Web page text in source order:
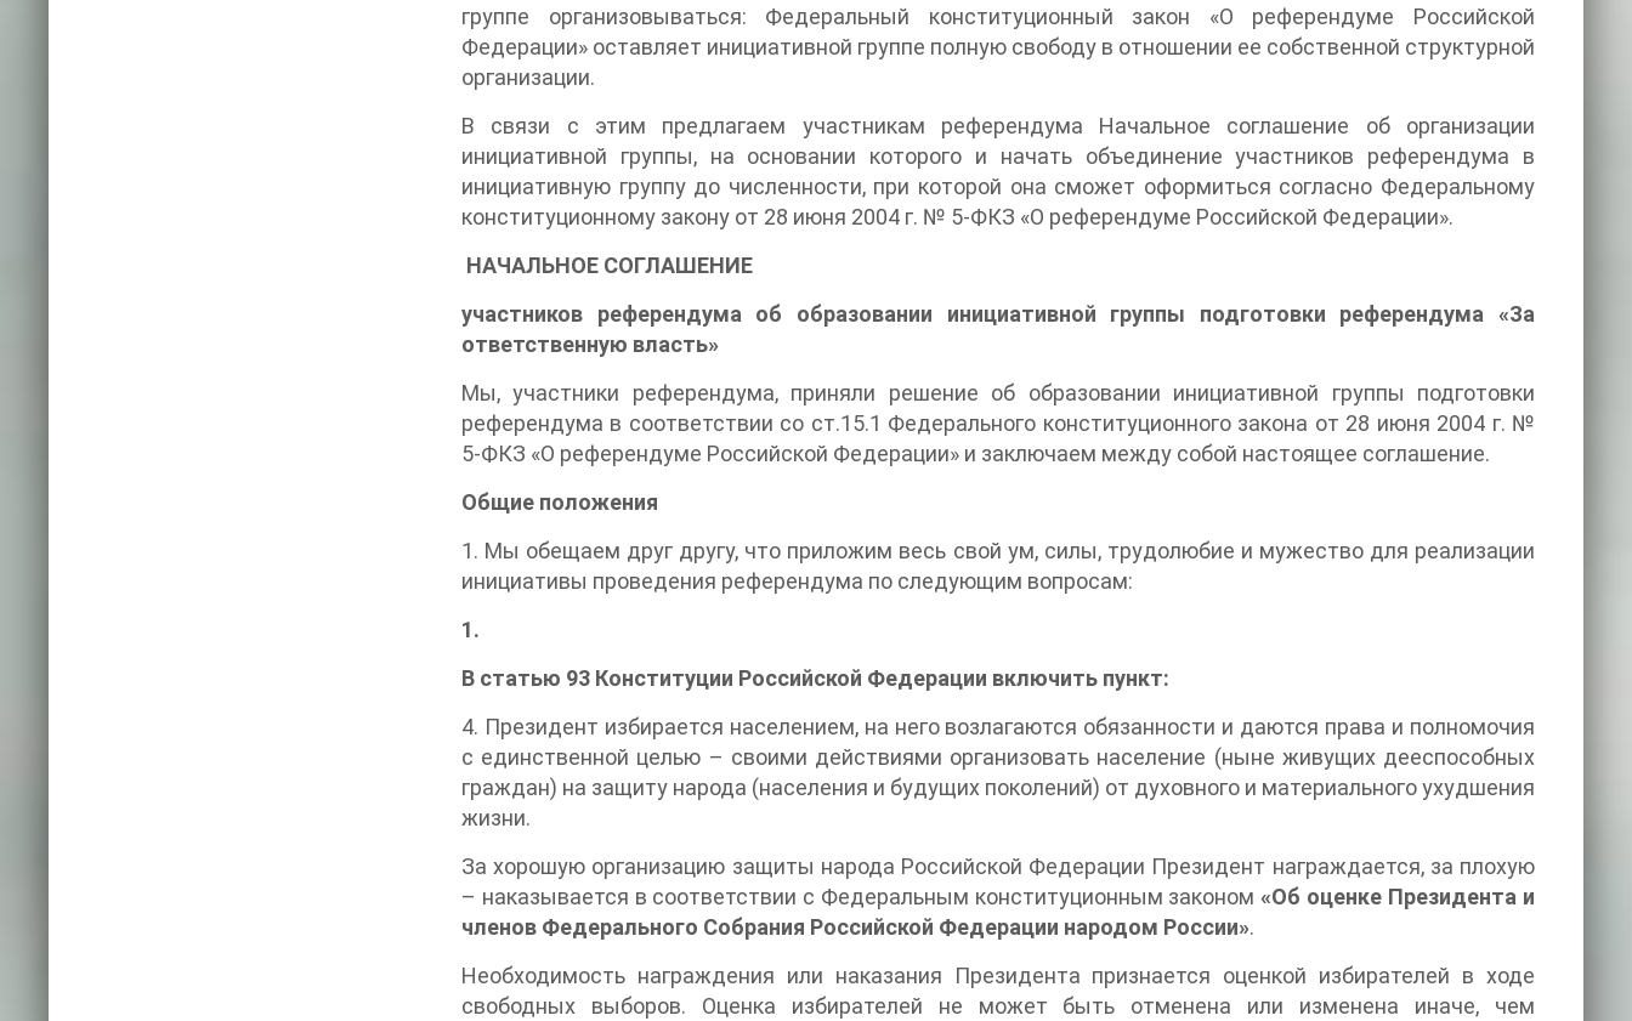
группе организовываться: Федеральный конституционный закон «О референдуме Российской
Федерации» оставляет инициативной группе полную свободу в отношении ее собственной структурной
организации.
В связи с этим предлагаем участникам референдума Начальное соглашение об организации
инициативной группы, на основании которого и начать объединение участников референдума в
инициативную группу до численности, при которой она сможет оформиться согласно Федеральному
конституционному закону от 28 июня 2004 г. № 5-ФКЗ «О референдуме Российской Федерации».
НАЧАЛЬНОЕ СОГЛАШЕНИЕ
участников референдума об образовании инициативной группы подготовки референдума «За
ответственную власть»
Мы, участники референдума, приняли решение об образовании инициативной группы подготовки
референдума в соответствии со ст.15.1 Федерального конституционного закона от 28 июня 2004 г. №
5-ФКЗ «О референдуме Российской Федерации» и заключаем между собой настоящее соглашение.
Общие положения
1. Мы обещаем друг другу, что приложим весь свой ум, силы, трудолюбие и мужество для реализации
инициативы проведения референдума по следующим вопросам:
1.
В статью 93 Конституции Российской Федерации включить пункт:
4. Президент избирается населением, на него возлагаются обязанности и даются права и полномочия
с единственной целью – своими действиями организовать население (ныне живущих дееспособных
граждан) на защиту народа (населения и будущих поколений) от духовного и материального ухудшения
жизни.
За хорошую организацию защиты народа Российской Федерации Президент награждается, за плохую
– наказывается в соответствии с Федеральным конституционным законом «Об оценке Президента и
членов Федерального Собрания Российской Федерации народом России».
Необходимость награждения или наказания Президента признается оценкой избирателей в ходе
свободных выборов. Оценка избирателей не может быть отменена или изменена иначе, чем